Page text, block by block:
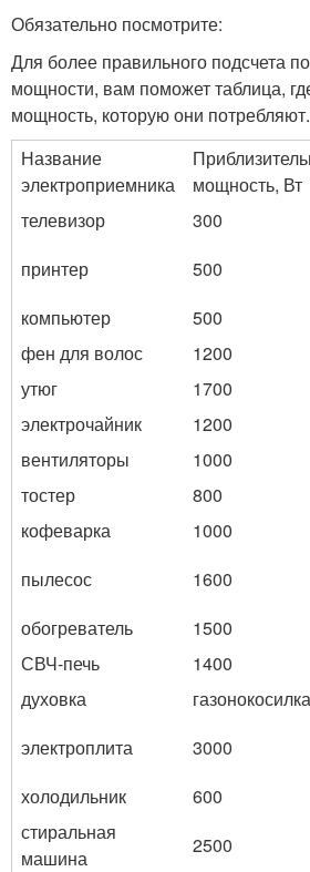
Обязательно посмотрите:
Для более правильного подсчета
мощности, вам поможет таблица,
мощность, которую они потребляют.
Название
электроприемника
мощность, Вт
телевизор
300
принтер
500
компьютер
500
фен для волос
1200
утюг
1700
электрочайник
1200
вентиляторы
1000
тостер
800
кофеварка
1000
пылесос
1600
обогреватель
1500
СВЧ-печь
1400
духовка
газонокосилка
электроплита
3000
холодильник
600
стиральная
машина
2500